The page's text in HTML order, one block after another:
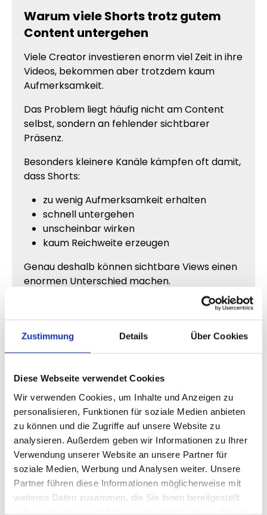
Zustimmung Details Über Cookies
Diese Webseite verwendet Cookies
Wir verwenden Cookies, um Inhalte und Anzeigen zu
personalisieren, Funktionen für soziale Medien anbieten
zu können und die Zugriffe auf unsere Website zu
analysieren. Außerdem geben wir Informationen zu Ihrer
Verwendung unserer Website an unsere Partner für
soziale Medien, Werbung und Analysen weiter. Unsere
Partner führen diese Informationen möglicherweise mit
weiteren Daten zusammen, die Sie ihnen bereitgestellt
haben oder die sie im Rahmen Ihrer Nutzung der Dienste
Warum viele Shorts trotz gutem
Content untergehen
Viele Creator investieren enorm viel Zeit in ihre
Videos, bekommen aber trotzdem kaum
Aufmerksamkeit.
Das Problem liegt häufig nicht am Content
selbst, sondern an fehlender sichtbarer
Präsenz.
Besonders kleinere Kanäle kämpfen oft damit,
dass Shorts:
zu wenig Aufmerksamkeit erhalten
schnell untergehen
unscheinbar wirken
kaum Reichweite erzeugen
Genau deshalb können sichtbare Views einen
enormen Unterschied machen.
Warum Shorts mit vielen Views
viraler wirken
automatisch mit trendigem oder relevantem
Content.
Ein Short mit sichtbaren Views wirkt häufig:
beliebter
spannender
stärker wahrgenommen
interessanter